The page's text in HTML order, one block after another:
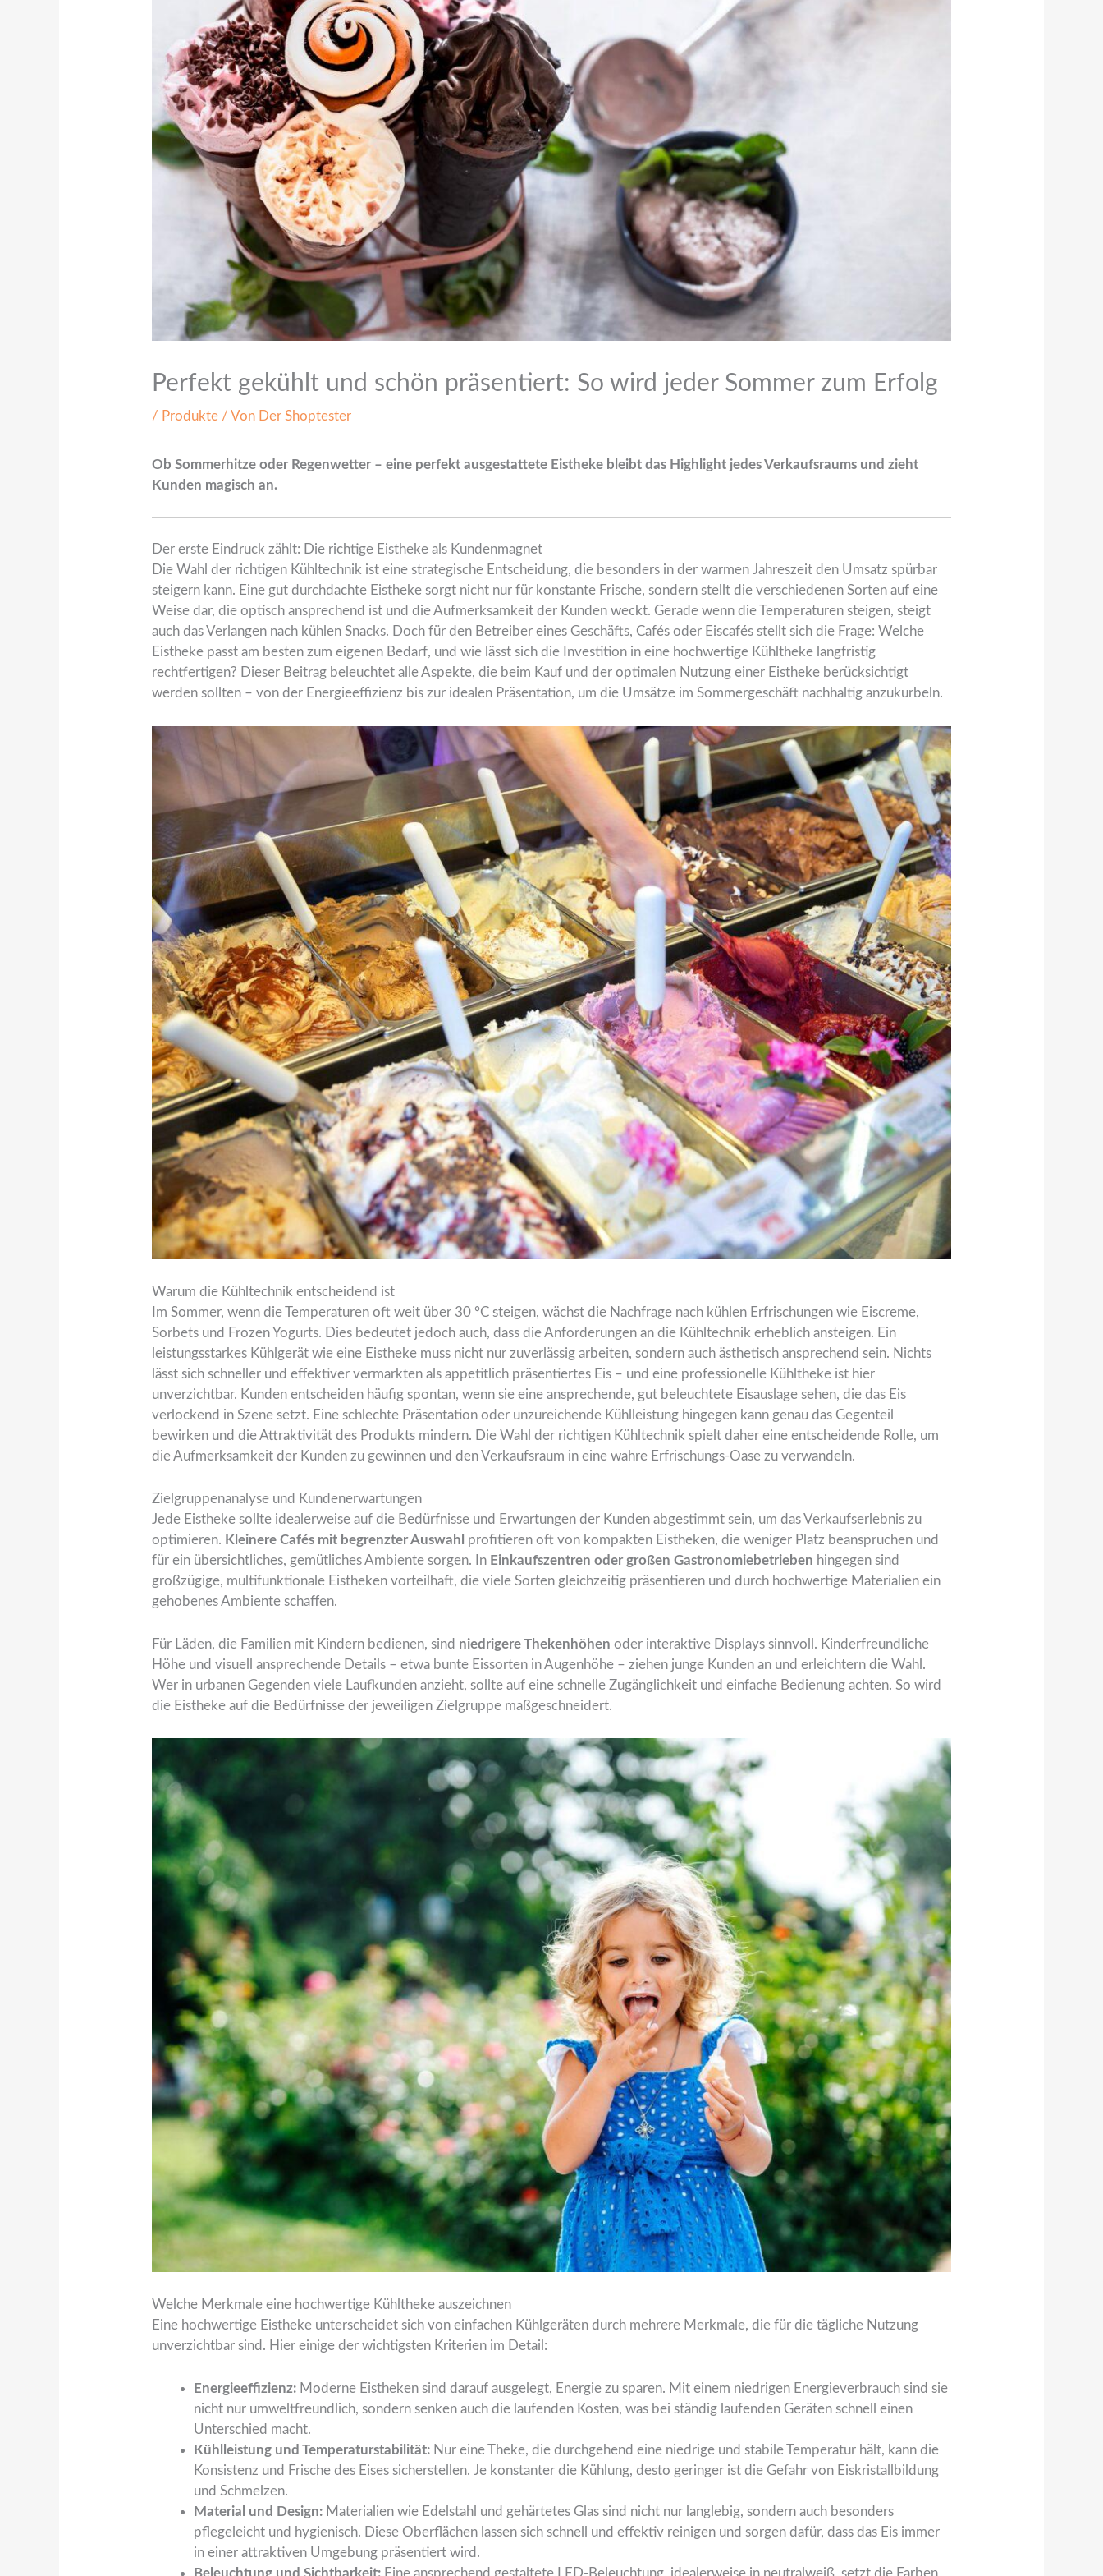
Perfekt gekühlt und schön präsentiert: So wird jeder Sommer zum Erfolg
/ Produkte / Von Der Shoptester
Ob Sommerhitze oder Regenwetter – eine perfekt ausgestattete Eistheke bleibt das Highlight jedes Verkaufsraums und zieht
Kunden magisch an.
Der erste Eindruck zählt: Die richtige Eistheke als Kundenmagnet
Die Wahl der richtigen Kühltechnik ist eine strategische Entscheidung, die besonders in der warmen Jahreszeit den Umsatz spürbar
steigern kann. Eine gut durchdachte Eistheke sorgt nicht nur für konstante Frische, sondern stellt die verschiedenen Sorten auf eine
Weise dar, die optisch ansprechend ist und die Aufmerksamkeit der Kunden weckt. Gerade wenn die Temperaturen steigen, steigt
auch das Verlangen nach kühlen Snacks. Doch für den Betreiber eines Geschäfts, Cafés oder Eiscafés stellt sich die Frage: Welche
Eistheke passt am besten zum eigenen Bedarf, und wie lässt sich die Investition in eine hochwertige Kühltheke langfristig
rechtfertigen? Dieser Beitrag beleuchtet alle Aspekte, die beim Kauf und der optimalen Nutzung einer Eistheke berücksichtigt
werden sollten – von der Energieeffizienz bis zur idealen Präsentation, um die Umsätze im Sommergeschäft nachhaltig anzukurbeln.
Warum die Kühltechnik entscheidend ist
Im Sommer, wenn die Temperaturen oft weit über 30 °C steigen, wächst die Nachfrage nach kühlen Erfrischungen wie Eiscreme,
Sorbets und Frozen Yogurts. Dies bedeutet jedoch auch, dass die Anforderungen an die Kühltechnik erheblich ansteigen. Ein
leistungsstarkes Kühlgerät wie eine Eistheke muss nicht nur zuverlässig arbeiten, sondern auch ästhetisch ansprechend sein. Nichts
lässt sich schneller und effektiver vermarkten als appetitlich präsentiertes Eis – und eine professionelle Kühltheke ist hier
unverzichtbar. Kunden entscheiden häufig spontan, wenn sie eine ansprechende, gut beleuchtete Eisauslage sehen, die das Eis
verlockend in Szene setzt. Eine schlechte Präsentation oder unzureichende Kühlleistung hingegen kann genau das Gegenteil
bewirken und die Attraktivität des Produkts mindern. Die Wahl der richtigen Kühltechnik spielt daher eine entscheidende Rolle, um
die Aufmerksamkeit der Kunden zu gewinnen und den Verkaufsraum in eine wahre Erfrischungs-Oase zu verwandeln.
Zielgruppenanalyse und Kundenerwartungen
Jede Eistheke sollte idealerweise auf die Bedürfnisse und Erwartungen der Kunden abgestimmt sein, um das Verkaufserlebnis zu
optimieren. Kleinere Cafés mit begrenzter Auswahl profitieren oft von kompakten Eistheken, die weniger Platz beanspruchen und
für ein übersichtliches, gemütliches Ambiente sorgen. In Einkaufszentren oder großen Gastronomiebetrieben hingegen sind
großzügige, multifunktionale Eistheken vorteilhaft, die viele Sorten gleichzeitig präsentieren und durch hochwertige Materialien ein
gehobenes Ambiente schaffen.
Für Läden, die Familien mit Kindern bedienen, sind niedrigere Thekenhöhen oder interaktive Displays sinnvoll. Kinderfreundliche
Höhe und visuell ansprechende Details – etwa bunte Eissorten in Augenhöhe – ziehen junge Kunden an und erleichtern die Wahl.
Wer in urbanen Gegenden viele Laufkunden anzieht, sollte auf eine schnelle Zugänglichkeit und einfache Bedienung achten. So wird
die Eistheke auf die Bedürfnisse der jeweiligen Zielgruppe maßgeschneidert.
Welche Merkmale eine hochwertige Kühltheke auszeichnen
Eine hochwertige Eistheke unterscheidet sich von einfachen Kühlgeräten durch mehrere Merkmale, die für die tägliche Nutzung
unverzichtbar sind. Hier einige der wichtigsten Kriterien im Detail:
Energieeffizienz: Moderne Eistheken sind darauf ausgelegt, Energie zu sparen. Mit einem niedrigen Energieverbrauch sind sie
nicht nur umweltfreundlich, sondern senken auch die laufenden Kosten, was bei ständig laufenden Geräten schnell einen
Unterschied macht.
Kühlleistung und Temperaturstabilität: Nur eine Theke, die durchgehend eine niedrige und stabile Temperatur hält, kann die
Konsistenz und Frische des Eises sicherstellen. Je konstanter die Kühlung, desto geringer ist die Gefahr von Eiskristallbildung
und Schmelzen.
Material und Design: Materialien wie Edelstahl und gehärtetes Glas sind nicht nur langlebig, sondern auch besonders
pflegeleicht und hygienisch. Diese Oberflächen lassen sich schnell und effektiv reinigen und sorgen dafür, dass das Eis immer
in einer attraktiven Umgebung präsentiert wird.
Beleuchtung und Sichtbarkeit: Eine ansprechend gestaltete LED-Beleuchtung, idealerweise in neutralweiß, setzt die Farben